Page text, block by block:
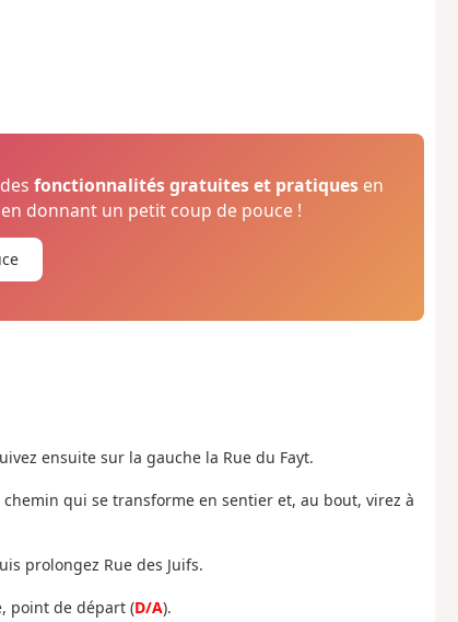
fonctionnalités gratuites et pratiques en
donnant un petit coup de pouce !
ensuite sur la gauche la Rue du Fayt.
qui se transforme en sentier et, au bout, virez à
prolongez Rue des Juifs.
point de départ (D/A).